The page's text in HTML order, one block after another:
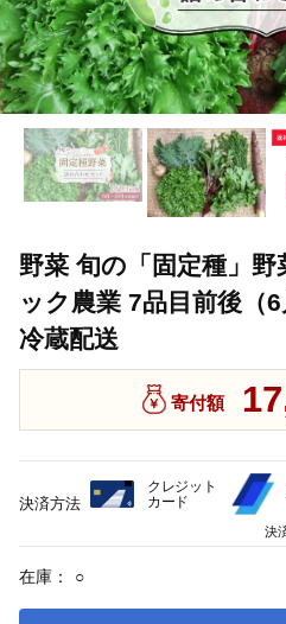
野菜 旬の「固定種」
ック農業 7品目前後（
冷蔵配送
寄付額
在庫： ○
決済方法
クレジット
カード
決